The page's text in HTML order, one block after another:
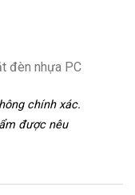
đèn nhựa PC
chính xác.
được nêu